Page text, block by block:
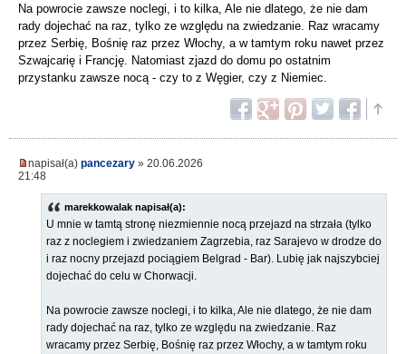
Na powrocie zawsze noclegi, i to kilka, Ale nie dlatego, że nie dam
rady dojechać na raz, tylko ze względu na zwiedzanie. Raz wracamy
przez Serbię, Bośnię raz przez Włochy, a w tamtym roku nawet przez
Szwajcarię i Francję. Natomiast zjazd do domu po ostatnim
przystanku zawsze nocą - czy to z Węgier, czy z Niemiec.
napisał(a) pancezary » 20.06.2026
21:48
marekkowalak napisał(a):
U mnie w tamtą stronę niezmiennie nocą przejazd na strzała (tylko
raz z noclegiem i zwiedzaniem Zagrzebia, raz Sarajevo w drodze do
i raz nocny przejazd pociągiem Belgrad - Bar). Lubię jak najszybciej
dojechać do celu w Chorwacji.
Na powrocie zawsze noclegi, i to kilka, Ale nie dlatego, że nie dam
rady dojechać na raz, tylko ze względu na zwiedzanie. Raz
wracamy przez Serbię, Bośnię raz przez Włochy, a w tamtym roku